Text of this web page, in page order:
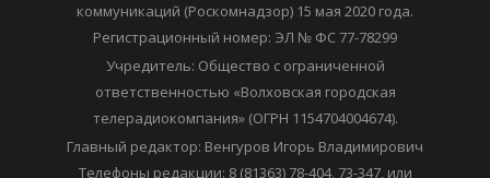
коммуникаций (Роскомнадзор) 15 мая 2020 года.
Регистрационный номер: ЭЛ № ФС 77-78299
Учредитель: Общество с ограниченной
ответственностью «Волховская городская
телерадиокомпания» (ОГРН 1154704004674).
Главный редактор: Венгуров Игорь Владимирович
Телефоны редакции: 8 (81363) 78-404, 73-347, или